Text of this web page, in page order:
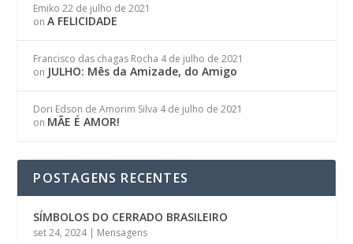
Emiko 22 de julho de 2021
onA FELICIDADE
Francisco das chagas Rocha 4 de julho de 2021
on JULHO: Mês da Amizade, do Amigo
Dori Edson de Amorim Silva 4 de julho de 2021
on MÃE É AMOR!
POSTAGENS RECENTES
SÍMBOLOS DO CERRADO BRASILEIRO
set 24, 2024| Mensagens